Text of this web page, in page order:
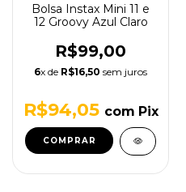
Bolsa Instax Mini 11 e
12 Groovy Azul Claro
R$99,00
6x de R$16,50 sem juros
R$94,05 com Pix